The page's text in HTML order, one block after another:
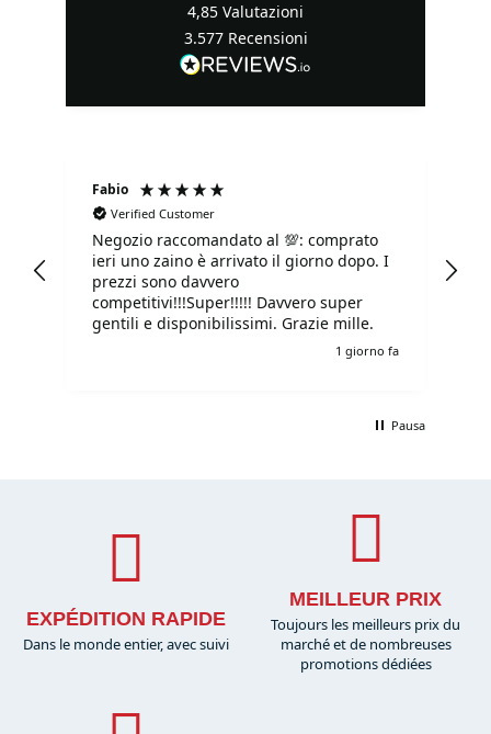
4,85 Valutazioni
3.577 Recensioni
Fabio
Verified Customer
Negozio raccomandato al 💯: comprato
ieri uno zaino è arrivato il giorno dopo. I
prezzi sono davvero
competitivi!!!Super!!!!! Davvero super
gentili e disponibilissimi. Grazie mille.
1 giorno fa
Pausa
EXPÉDITION RAPIDE
Dans le monde entier, avec suivi
MEILLEUR PRIX
Toujours les meilleurs prix du
marché et de nombreuses
promotions dédiées